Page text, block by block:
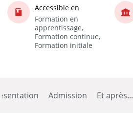
Accessible en
Formation en
apprentissage,
Formation continue,
Formation initiale
Admission Et après...